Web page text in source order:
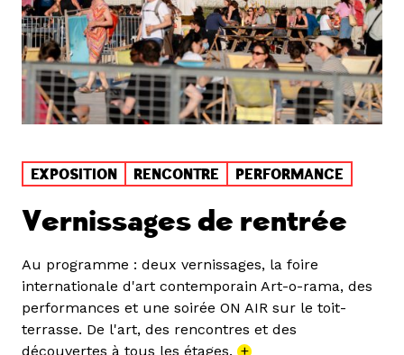
EXPOSITION RENCONTRE PERFORMANCE
Vernissages de rentrée
Au programme : deux vernissages, la foire
internationale d'art contemporain Art-o-rama, des
performances et une soirée ON AIR sur le toit-
terrasse. De l'art, des rencontres et des
découvertes à tous les étages. +